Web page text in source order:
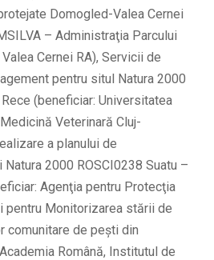
Domogled-Valea Cernei
– Administraţia Parcului
Cernei RA), Servicii de
pentru situl Natura 2000
(beneficiar: Universitatea
Veterinară Cluj-
a planului de
2000 ROSCI0238 Suatu –
Agenţia pentru Protecţia
pentru Monitorizarea stării de
comunitare de peşti din
Română, Institutul de